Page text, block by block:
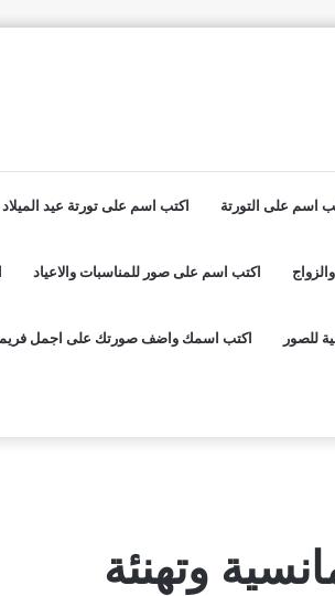
اسم على التورتة اكتب اسم على تورتة عيد الميلاد
اكتب اسم على صور للمناسبات والاعياد
للصور اكتب اسمك واضف صورتك على اجمل
وتهنئة